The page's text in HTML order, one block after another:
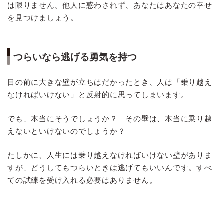
は限りません。他人に惑わされず、あなたはあなたの幸せ
を見つけましょう。
つらいなら逃げる勇気を持つ
目の前に大きな壁が立ちはだかったとき、人は「乗り越え
なければいけない」と反射的に思ってしまいます。
でも、本当にそうでしょうか？ その壁は、本当に乗り越
えないといけないのでしょうか？
たしかに、人生には乗り越えなければいけない壁がありま
すが、どうしてもつらいときは逃げてもいいんです。すべ
ての試練を受け入れる必要はありません。